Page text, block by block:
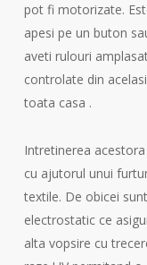
pot fi motorizate.
apesi pe un buton
aveti rulouri
controlate din
toata casa .
Intretinerea
cu ajutorul unui
textile. De obicei
electrostatic ce
alta vopsire cu